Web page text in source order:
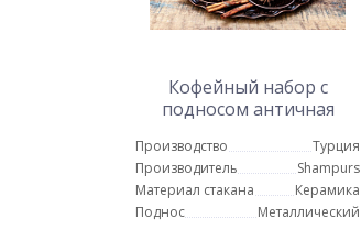
Кофейный набор с
подносом античная
Производство
Турция
Производитель
Shampurs
Материал стакана
Керамика
Поднос
Металлический